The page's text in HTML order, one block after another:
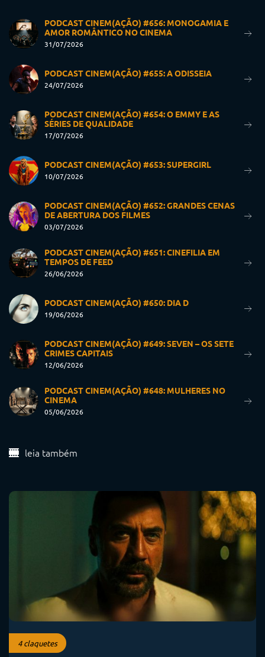
PODCAST CINEM(AÇÃO) #656: MONOGAMIA E
AMOR ROMÂNTICO NO CINEMA
31/07/2026
PODCAST CINEM(AÇÃO) #655: A ODISSEIA
24/07/2026
PODCAST CINEM(AÇÃO) #654: O EMMY E AS
SÉRIES DE QUALIDADE
17/07/2026
PODCAST CINEM(AÇÃO) #653: SUPERGIRL
10/07/2026
PODCAST CINEM(AÇÃO) #652: GRANDES CENAS
DE ABERTURA DOS FILMES
03/07/2026
PODCAST CINEM(AÇÃO) #651: CINEFILIA EM
TEMPOS DE FEED
26/06/2026
PODCAST CINEM(AÇÃO) #650: DIA D
19/06/2026
PODCAST CINEM(AÇÃO) #649: SEVEN – OS SETE
CRIMES CAPITAIS
12/06/2026
PODCAST CINEM(AÇÃO) #648: MULHERES NO
CINEMA
05/06/2026
leia também
4 claquetes